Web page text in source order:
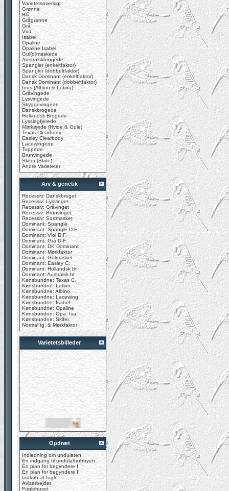
Varietetsoversigt
Grønne
Blå
Grågrønne
Grå
Viol
Isabel
Opaline
Opaline Isabel
Gul(d)maskede
Australskbrogede
Spangler (enkeltfaktor)
Spangler (dobbeltfaktor)
Dansk Dominant (enkeltfaktor)
Dansk Dominant (dobbeltfaktor)
Inos (Albino & Lutino)
Gråvingede
Lysvingede
Skyggevingede
Danskbrogede
Hollandsk Brogede
Lysslagfjerede
Mørkøjede (Hvide & Gule)
Texas Clearbody
Easley Clearbody
Lacewingede
Toppede
Brunvingede
Skifer (Slate)
Andre Varieteter
Arv & genetik
Recessiv: Danskbroget
Recessiv: Lysvinget
Recessiv: Gråvinget
Recessiv: Brunvinget
Recessiv: Sortmasket
Dominant: Spangle
Dominant: Spangle D.F.
Dominant: Viol D.F.
Dominant: Grå D.F.
Dominant: DK Dominant
Dominant: Mørkfaktor
Dominant: Gulmasket
Dominant: Easley C.
Dominant: Hollandsk br.
Dominant: Australsk br.
Kønsbundne: Texas C.
Kønsbundne: Lutino
Kønsbundne: Albino
Kønsbundne: Lacewing
Kønsbundne: Isabel
Kønsbundne: Opaline
Kønsbundne: Opa. Isa.
Kønsbundne: Skifer
Normal tg. & Mørkfaktor
Varietetsbilleder
Opdræt
Indledning om undulaten
En indgang til undulathobbyen
En plan for begyndere I
En plan for begyndere II
Indkøb af fugle
Avlsarbejdet
Fuglehuset